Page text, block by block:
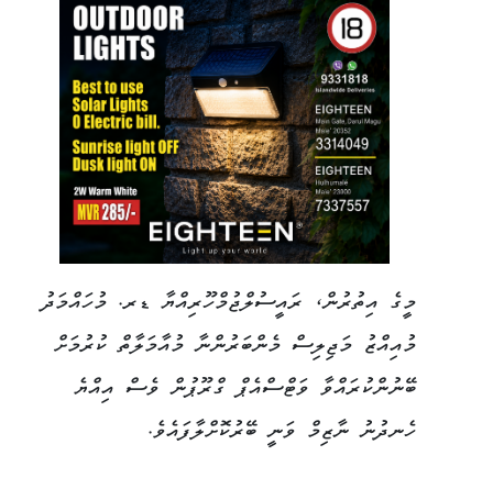
މީގެ އިތުރުން، ރައީސުލްޖުމްހޫރިއްޔާ ޑރ. މުހައްމަދު
މުއިއްޒު މަޖިލިސް މެންބަރުންނާ މުއާމަލާތް ކުރުމަށް
ބޭނުންކުރައްވާ ވަޓްސްއެޕް ގްރޫޕުން ވެސް އިއްޔެ
ހެނދުނު ނާޒިމް ވަނީ ބޭރުކޮށްލާފައެވެ.